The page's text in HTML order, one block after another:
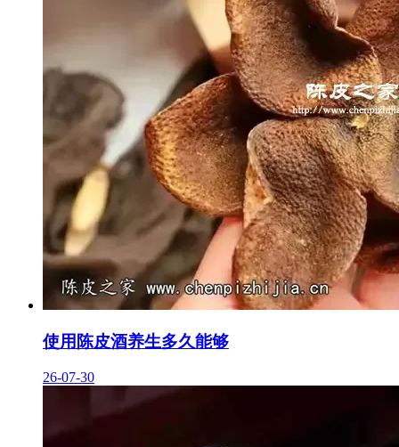
使用陈皮酒养生多久能够
26-07-30